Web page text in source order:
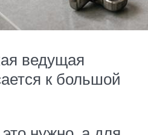
ведущая
к большой